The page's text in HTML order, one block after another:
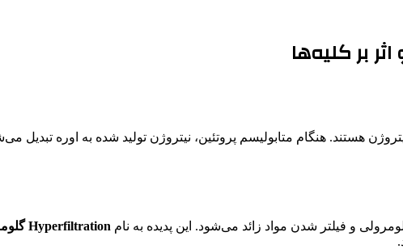
بر کلیه‌ها
هستند. هنگام متابولیسم پروتئین، نیتروژن تولید شده به اوره
و فیلتر شدن مواد زائد می‌شود. این پدیده به نام Hyperfiltration گلومرولی